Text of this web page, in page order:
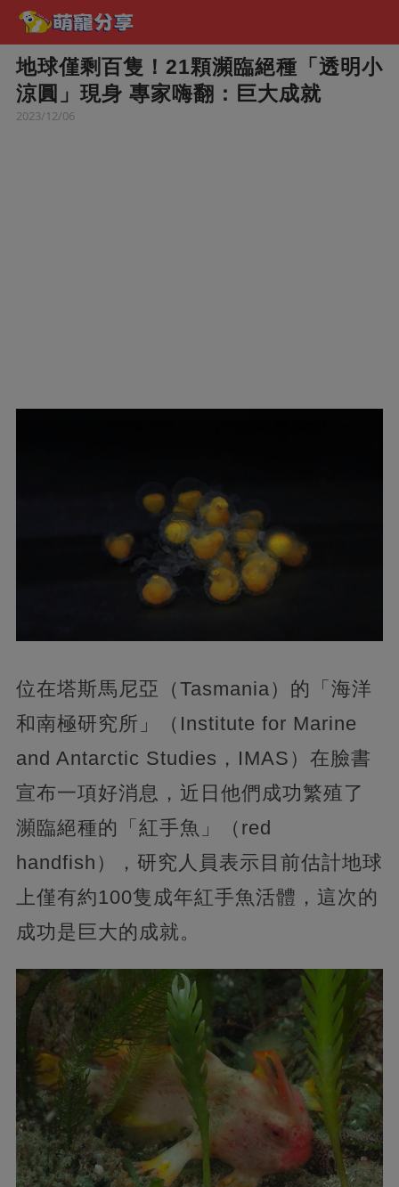
地球僅剩百隻！21顆瀕臨絕種「透明小
涼圓」現身 專家嗨翻：巨大成就
2023/12/06
位在塔斯馬尼亞（Tasmania）的「海洋
和南極研究所」（Institute for Marine
and Antarctic Studies，IMAS）在臉書
宣布一項好消息，近日他們成功繁殖了
瀕臨絕種的「紅手魚」（red
handfish），研究人員表示目前估計地球
上僅有約100隻成年紅手魚活體，這次的
成功是巨大的成就。